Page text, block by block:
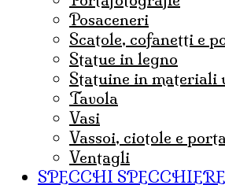
posaceneri
scatole, cofanetti e
statue in legno
statuine in materiali
tavola
vasi
vassoi, ciotole e
ventagli
SPECCHI SPECCHIERE SOLI E